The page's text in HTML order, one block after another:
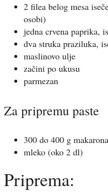
2 filea belog mesa
osobi)
jedna crvena paprika,
dva struka praziluka,
maslinovo ulje
začini po ukusu
parmezan
Za pripremu paste
300 do 400 g
mleko (oko 2 dl)
Priprema: